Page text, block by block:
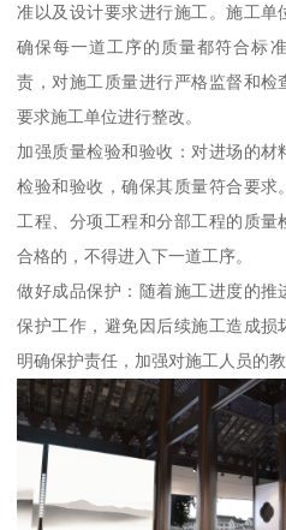
准以及设计要求进行施工。施工单
确保每一道工序的质量都符合标
责，对施工质量进行严格监督和
要求施工单位进行整改。
加强质量检验和验收：对进场的
检验和验收，确保其质量符合要
工程、分项工程和分部工程的质
合格的，不得进入下一道工序。
做好成品保护：随着施工进度的
保护工作，避免因后续施工造成损
明确保护责任，加强对施工人员的